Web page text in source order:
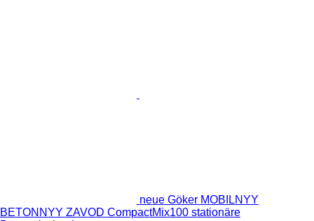
neue Göker MOBILNYY
BETONNYY ZAVOD CompactMix100 stationäre